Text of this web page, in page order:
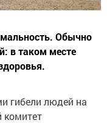
Обычно
в таком месте
гибели людей на
комитет